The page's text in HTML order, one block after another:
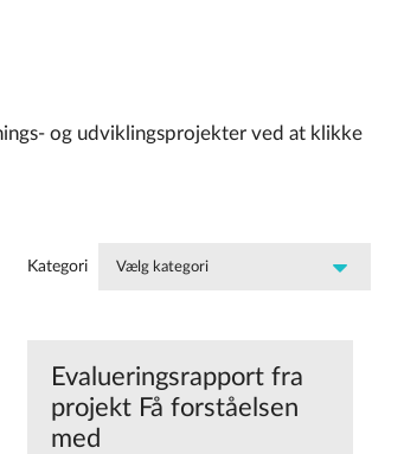
og udviklingsprojekter ved at klikke
Kategori
Evalueringsrapport fra
projekt Få forståelsen
med